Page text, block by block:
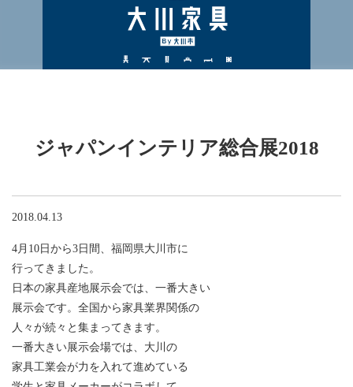
ジャパンインテリア総合展2018
2018.04.13
4月10日から3日間、福岡県大川市に
行ってきました。
日本の家具産地展示会では、一番大きい
展示会です。全国から家具業界関係の
人々が続々と集まってきます。
一番大きい展示会場では、大川の
家具工業会が力を入れて進めている